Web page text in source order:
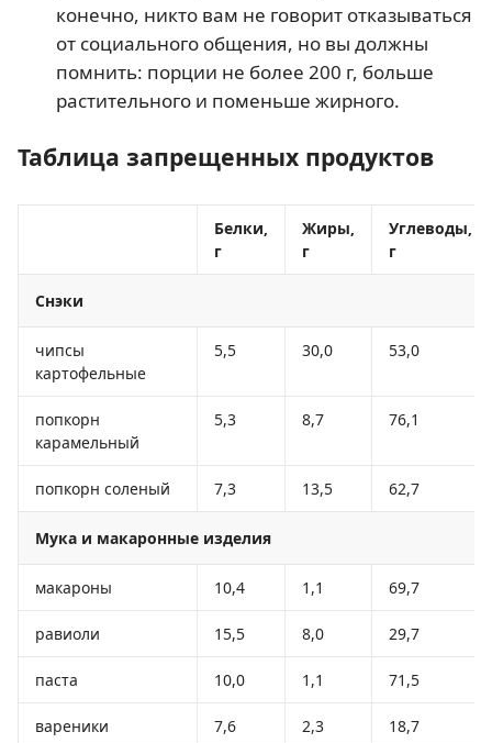
конечно, никто вам не говорит отказываться
от социального общения, но вы должны
помнить: порции не более 200 г, больше
растительного и поменьше жирного.
Таблица запрещенных продуктов
Белки,
г
Жиры,
г
Углеводы,
г
Снэки
чипсы
картофельные
5,5 30,0 53,0
попкорн
карамельный
5,3 8,7 76,1
попкорн соленый 7,3 13,5 62,7
Мука и макаронные изделия
макароны 10,4 1,1 69,7
равиоли 15,5 8,0 29,7
паста 10,0 1,1 71,5
вареники 7,6 2,3 18,7